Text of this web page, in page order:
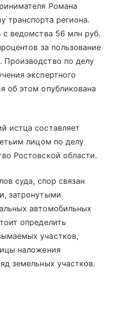
Романа
транспорта региона.
с ведомства 56 млн руб.
за пользование
по делу
экспертного
об этом опубликована
истца составляет
лицом по делу
Ростовской области.
суда, спор связан
затронутыми
автомобильных
определить
участков,
наложения
земельных участков.